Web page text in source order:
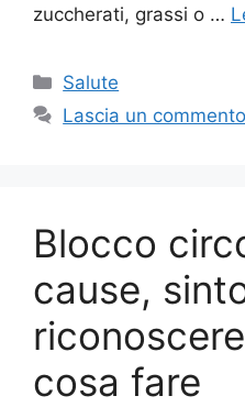
zuccherati, grassi o …
Categorie
Salute
Lascia un commento
Blocco
cause,
cosa fare